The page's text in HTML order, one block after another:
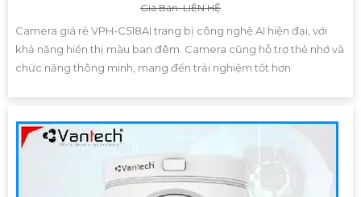
Giá Bán: LIÊN HỆ
Camera giá rẻ VPH-C518AI trang bị công nghệ AI hiện đại, với
khả năng hiển thị màu ban đêm. Camera cũng hỗ trợ thẻ nhớ và
chức năng thông minh, mang đến trải nghiệm tốt hơn